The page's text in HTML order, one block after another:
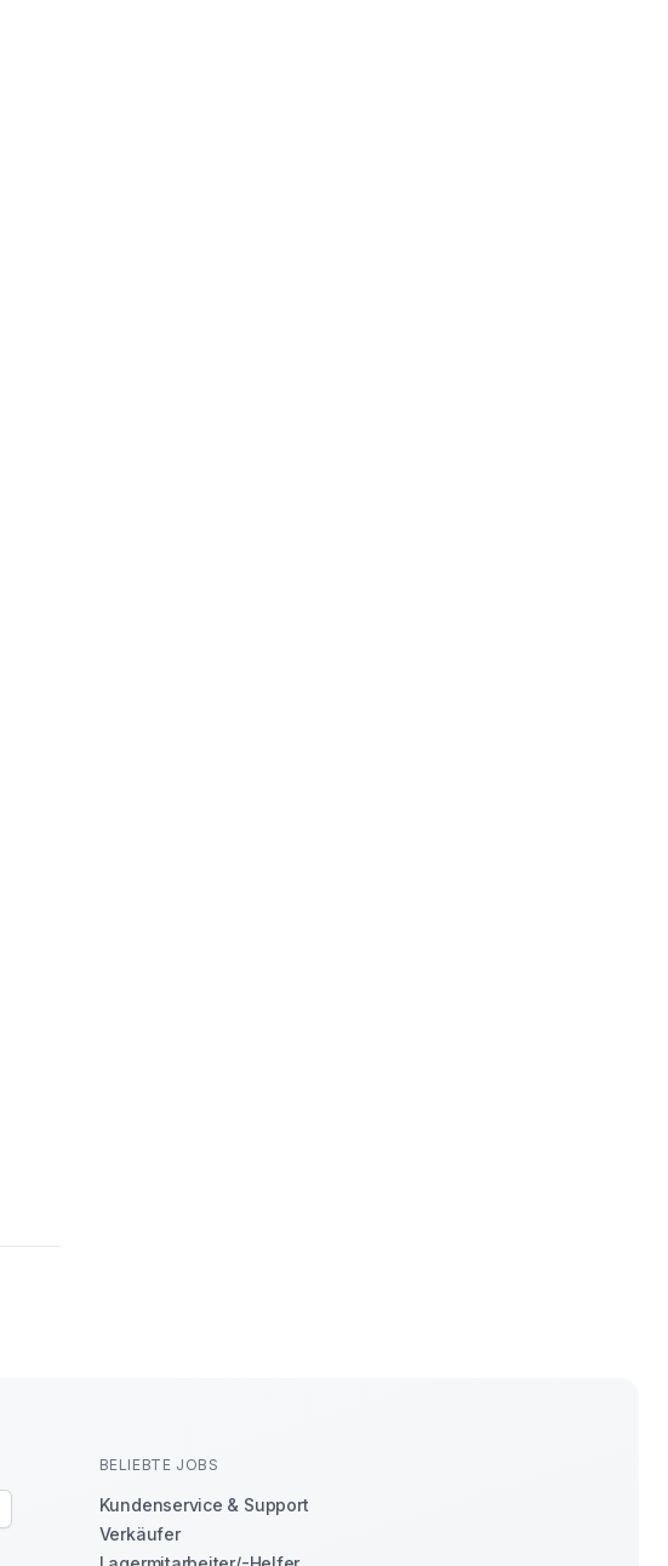
BELIEBTE JOBS
Kundenservice & Support
Verkäufer